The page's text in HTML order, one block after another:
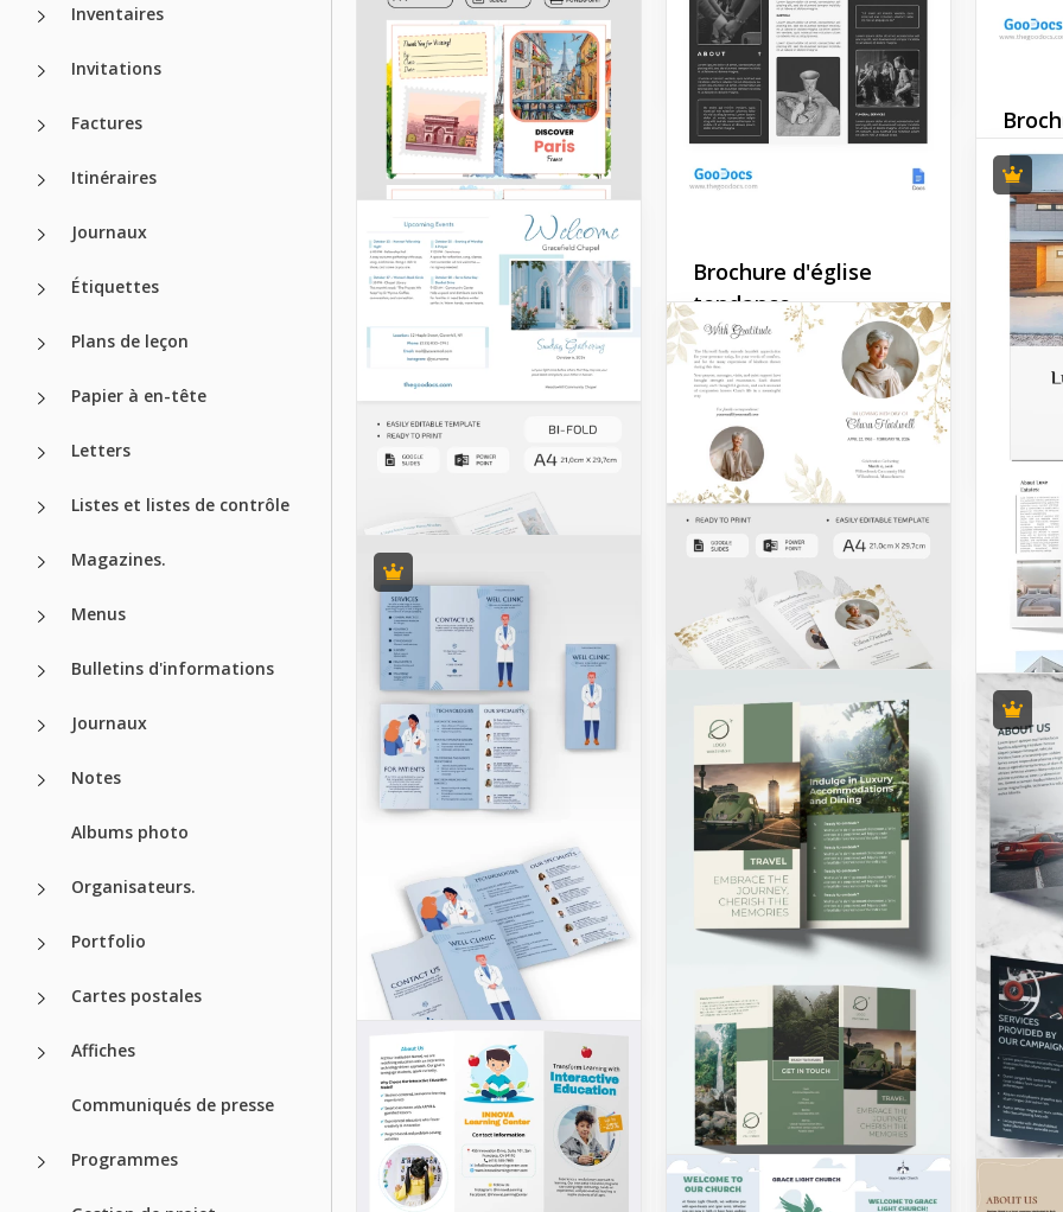
Inventaires
Invitations
Factures
Itinéraires
Journaux
Étiquettes
Plans de leçon
Papier à en-tête
Letters
Listes et listes de contrôle
Magazines.
Menus
Bulletins d'informations
Journaux
Notes
Albums photo
Organisateurs.
Portfolio
Cartes postales
Affiches
Communiqués de presse
Programmes
Modèle de brochure
de voyage
modifiable pour ville
& état & pays
Google Slides
Google Docs
Faites
avec
cause
Google
Brochure de l'Église
Brochure d'église
tendance
Ce modèle religieux gratuit
est disponible pour tous les
utilisateurs de la
plateforme gratuitement.
Vous pouvez obtenir un
design noir et blanc avec
des images prêtes en
Google Docs
Modèle de brochure